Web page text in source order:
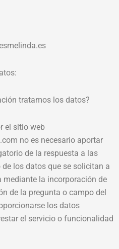
tratamos los datos?
el sitio web
no es necesario aportar
de la respuesta a las
los datos que se solicitan a
mediante la incorporación de
de la pregunta o campo del
los datos
el servicio o funcionalidad